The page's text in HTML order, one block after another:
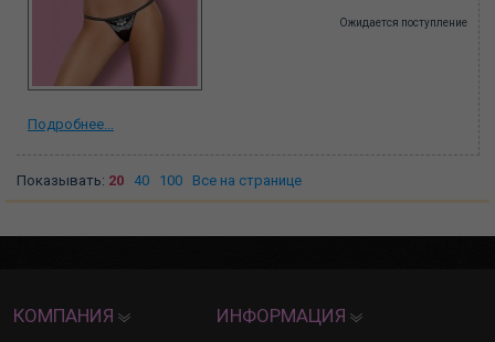
Ожидается поступление
Подробнее...
Показывать: 20 40 100 Все на странице
КОМПАНИЯ ИНФОРМАЦИЯ